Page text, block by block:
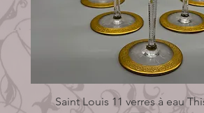
Aperçu rapide
Saint Louis 11 verres à eau